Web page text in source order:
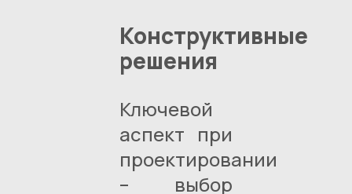
Конструктивные
решения
Ключевой
аспект при
проектировании
– выбор